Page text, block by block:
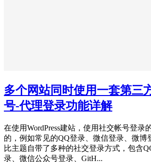
多个网站同时使用一套第三
号-代理登录功能详解
在使用WordPress建站，使用社交帐号登录
的，例如常见的QQ登录、微信登录、微博
比主题自带了多种的社交登录方式，包含
录、微信公众号登录、GitH...